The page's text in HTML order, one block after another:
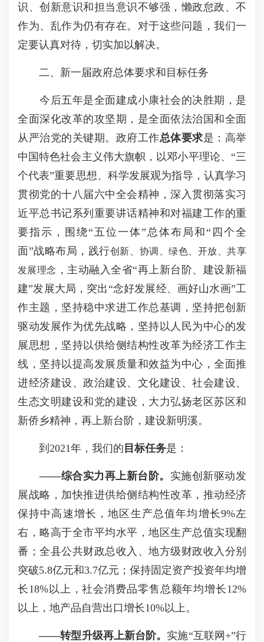
识、创新意识和担当意识不够强，懒政怠政、不
作为、乱作为仍有存在。对于这些问题，我们一
定要认真对待，切实加以解决。
二、新一届政府总体要求和目标任务
今后五年是全面建成小康社会的决胜期，是
全面深化改革的攻坚期，是全面依法治国和全面
从严治党的关键期。政府工作总体要求是：高举
中国特色社会主义伟大旗帜，以邓小平理论、“三
个代表”重要思想、科学发展观为指导，认真学习
贯彻党的十八届六中全会精神，深入贯彻落实习
近平总书记系列重要讲话精神和对福建工作的重
要指示，围绕“五位一体”总体布局和“四个全
面”战略布局，践行创新、协调、绿色、开放、共享
发展理念 ，主动融入全省“再上新台阶、建设新福
建”发展大局，突出“念好发展经、画好山水画”工
作主题，坚持稳中求进工作总基调，坚持把创新
驱动发展作为优先战略，坚持以人民为中心的发
展思想，坚持以供给侧结构性改革为经济工作主
线，坚持以提高发展质量和效益为中心，全面推
进经济建设、政治建设、文化建设、社会建设、
生态文明建设和党的建设，大力弘扬老区苏区和
新侨乡精神，再上新台阶，建设新明溪。
到2021年，我们的 目标任务是：
——综合实力再上新台阶。 实施创新驱动发
展战略，加快推进供给侧结构性改革，推动经济
保持中高速增长，地区生产总值年均增长9%左
右，略高于全市平均水平，地区生产总值实现翻
番；全县公共财政总收入、地方级财政收入分别
突破5.8亿元和3.7亿元；保持固定资产投资年均增
长18%以上，社会消费品零售总额年均增长12%
以上，地产品自营出口增长10%以上。
——转型升级再上新台阶。 实施“互联网+”行